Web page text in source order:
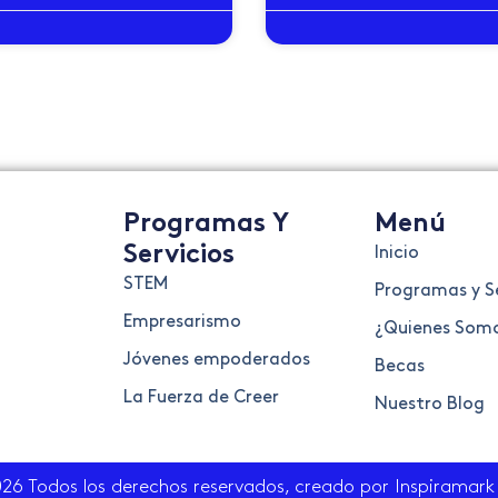
Programas Y
Servicios
STEM
Empresarismo
Jóvenes empoderados
La Fuerza de Creer
Menú
Inicio
Programas y
¿Quienes
Becas
Nuestro Blog
Todos los derechos reservados, creado por Inspiramark